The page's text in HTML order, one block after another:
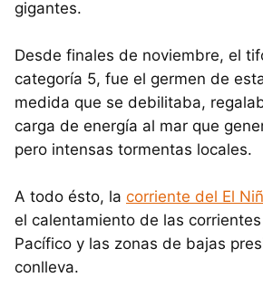
gigantes.
Desde finales de noviembre, el
categoría 5, fue el germen de
medida que se debilitaba,
carga de energía al mar que
pero intensas tormentas locales.
A todo ésto, la corriente del El
el calentamiento de las
Pacífico y las zonas de bajas
conlleva.